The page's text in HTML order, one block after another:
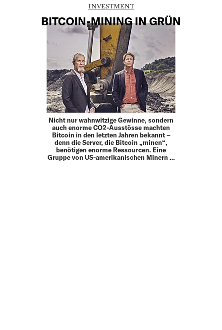
INVESTMENT
BITCOIN-MINING IN GRÜN
Nicht nur wahnwitzige Gewinne, sondern
auch enorme CO2-Ausstösse machten
Bitcoin in den letzten Jahren bekannt –
denn die Server, die Bitcoin „minen“,
benötigen enorme Ressourcen. Eine
Gruppe von US-amerikanischen Minern …